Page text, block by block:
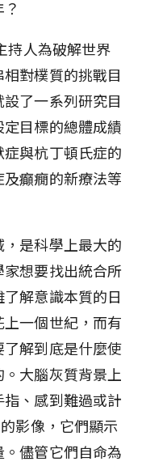
持人為破解世界
對樸質的挑戰目
了一系列研究目
目標的總體成績
與杭丁頓氏症的
癲癇的新療法等
是科學上最大的
想要找出統合所
解意識本質的日
一個世紀，而有
解到底是什麼使
大腦灰質背景上
、感到難過或計
影像，它們顯示
儘管它們自命為